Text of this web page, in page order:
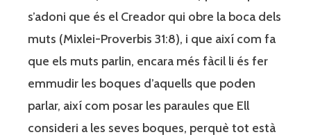
s’adoni que és el Creador qui obre la boca dels
muts (Mixlei-Proverbis 31:8), i que així com fa
que els muts parlin, encara més fàcil li és fer
emmudir les boques d’aquells que poden
parlar, així com posar les paraules que Ell
consideri a les seves boques, perquè tot està